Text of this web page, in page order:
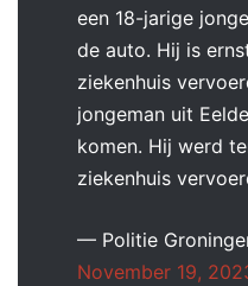
een 18-jarige
de auto. Hij is
ziekenhuis
jongeman uit
komen. Hij werd
ziekenhuis
— Politie
November 19,